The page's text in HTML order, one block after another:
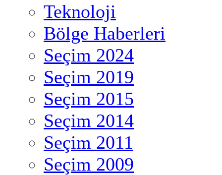
Teknoloji
Bölge Haberleri
Seçim 2024
Seçim 2019
Seçim 2015
Seçim 2014
Seçim 2011
Seçim 2009